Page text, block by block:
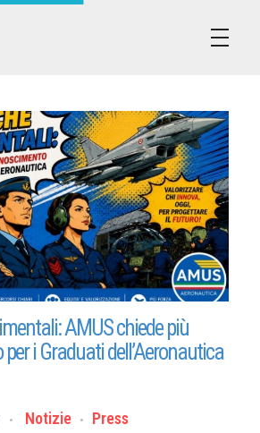
AMUS chiede più
i Graduati dell’Aeronautica
Notizie Press